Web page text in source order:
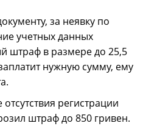
за неявку по
учетных данных
штраф в размере до 25,5
нужную сумму, ему
регистрации
штраф до 850 гривен.